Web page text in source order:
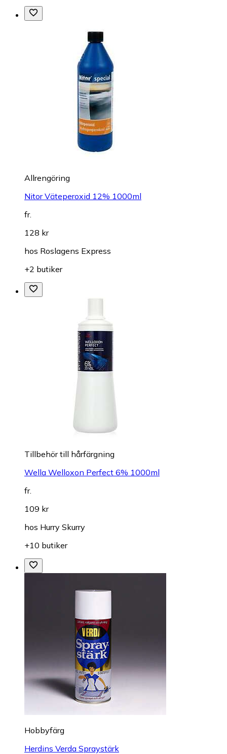
Allrengöring
Nitor Väteperoxid 12% 1000ml
fr.
128 kr
hos Roslagens Express
+2 butiker
Tillbehör till hårfärgning
Wella Welloxon Perfect 6% 1000ml
fr.
109 kr
hos Hurry Skurry
+10 butiker
Hobbyfärg
Herdins Verda Spraystärk